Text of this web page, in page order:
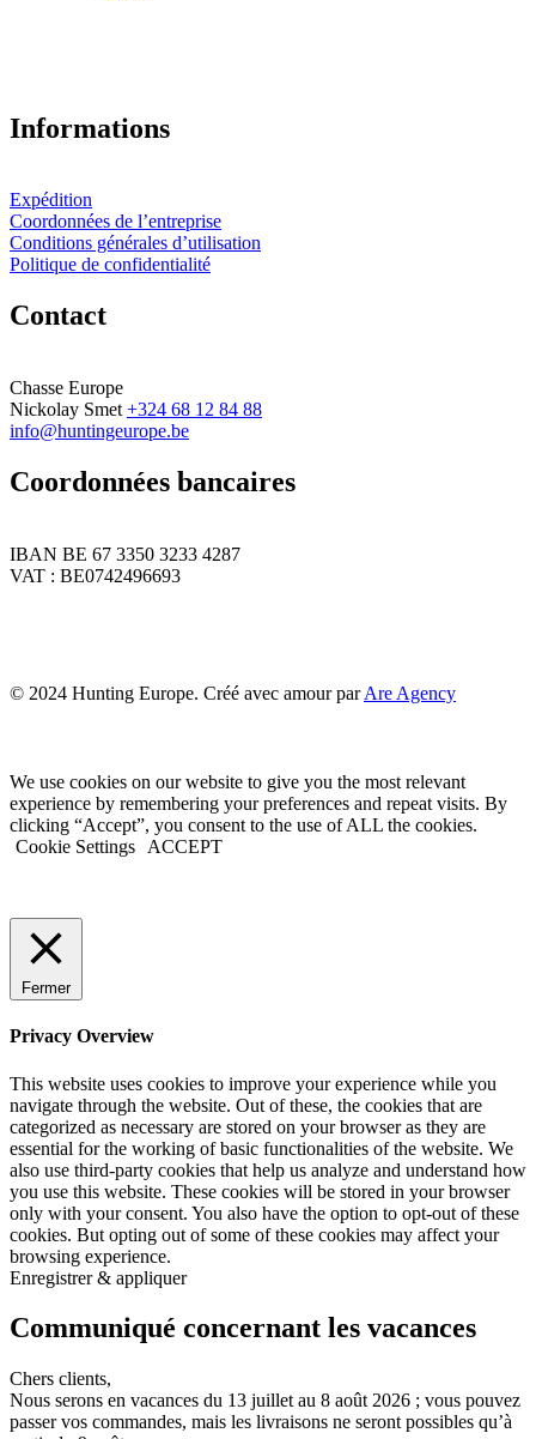
Informations
Expédition
Coordonnées de l’entreprise
Conditions générales d’utilisation
Politique de confidentialité
Contact
Chasse Europe
Nickolay Smet +324 68 12 84 88
info@huntingeurope.be
Coordonnées bancaires
IBAN BE 67 3350 3233 4287
VAT : BE0742496693
© 2024 Hunting Europe. Créé avec amour parAre Agency
We use cookies on our website to give you the most relevant
experience by remembering your preferences and repeat visits. By
clicking “Accept”, you consent to the use of ALL the cookies.
Cookie Settings
ACCEPT
Fermer
Privacy Overview
This website uses cookies to improve your experience while you
navigate through the website. Out of these, the cookies that are
categorized as necessary are stored on your browser as they are
essential for the working of basic functionalities of the website. We
also use third-party cookies that help us analyze and understand how
you use this website. These cookies will be stored in your browser
only with your consent. You also have the option to opt-out of these
cookies. But opting out of some of these cookies may affect your
browsing experience.
Enregistrer & appliquer
Communiqué concernant les vacances
Chers clients,
Nous serons en vacances du 13 juillet au 8 août 2026 ; vous pouvez
passer vos commandes, mais les livraisons ne seront possibles qu’à